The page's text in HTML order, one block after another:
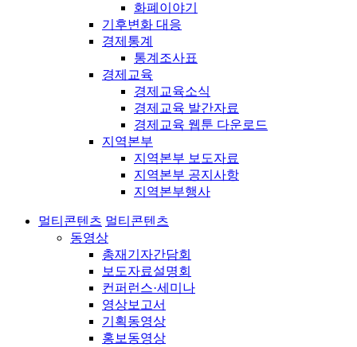
화폐이야기
기후변화 대응
경제통계
통계조사표
경제교육
경제교육소식
경제교육 발간자료
경제교육 웹툰 다운로드
지역본부
지역본부 보도자료
지역본부 공지사항
지역본부행사
멀티콘텐츠 멀티콘텐츠
동영상
총재기자간담회
보도자료설명회
컨퍼런스·세미나
영상보고서
기획동영상
홍보동영상